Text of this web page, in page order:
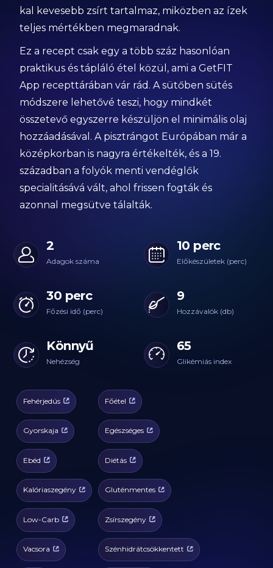
kal kevesebb zsírt tartalmaz, miközben az ízek
teljes mértékben megmaradnak.
Ez a recept csak egy a több száz hasonlóan
praktikus és tápláló étel közül, ami a GetFIT
App recepttárában vár rád. A sütőben sütés
módszere lehetővé teszi, hogy mindkét
összetevő egyszerre készüljön el minimális olaj
hozzáadásával. A pisztrángot Európában már a
középkorban is nagyra értékelték, és a 19.
században a folyók menti vendéglők
specialitásává vált, ahol frissen fogták és
azonnal megsütve tálalták.
2
Adagok száma
10 perc
Előkészületek (perc)
30 perc
Főzési idő (perc)
9
Hozzávalók (db)
Könnyű
Nehézség
65
Glikémiás index
Fehérjedús Főétel
Gyorskaja Egészséges
Ebéd Diétás
Kalóriaszegény Gluténmentes
Low-Carb Zsírszegény
Vacsora Szénhidrátcsökkentett